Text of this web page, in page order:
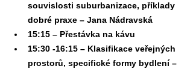
souvislosti suburbanizace, příklady
dobré praxe – Jana Nádravská
15:15 – Přestávka na kávu
15:30 -16:15 – Klasifikace veřejných
prostorů, specifické formy bydlení –